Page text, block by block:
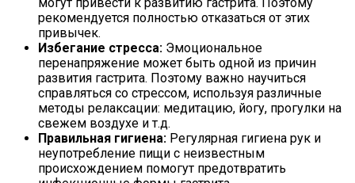
рекомендуется полностью отказаться от этих
привычек.
Избегание стресса: Эмоциональное
перенапряжение может быть одной из причин
развития гастрита. Поэтому важно научиться
справляться со стрессом, используя различные
методы релаксации: медитацию, йогу, прогулки на
свежем воздухе и т.д.
Правильная гигиена: Регулярная гигиена рук и
неупотребление пищи с неизвестным
происхождением помогут предотвратить